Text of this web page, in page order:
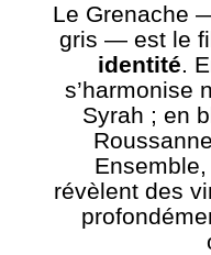
Le Grenache
gris — est le
identité.
s’harmonise
Syrah ; en
révèlent des